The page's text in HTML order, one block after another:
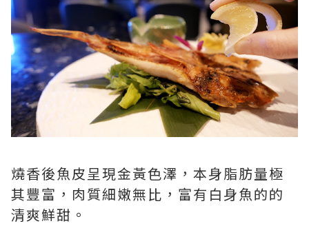
燒香後魚皮呈現金黃色澤，本身脂肪量極
其豐富，肉質細嫩無比，富有白身魚的的
清爽鮮甜。